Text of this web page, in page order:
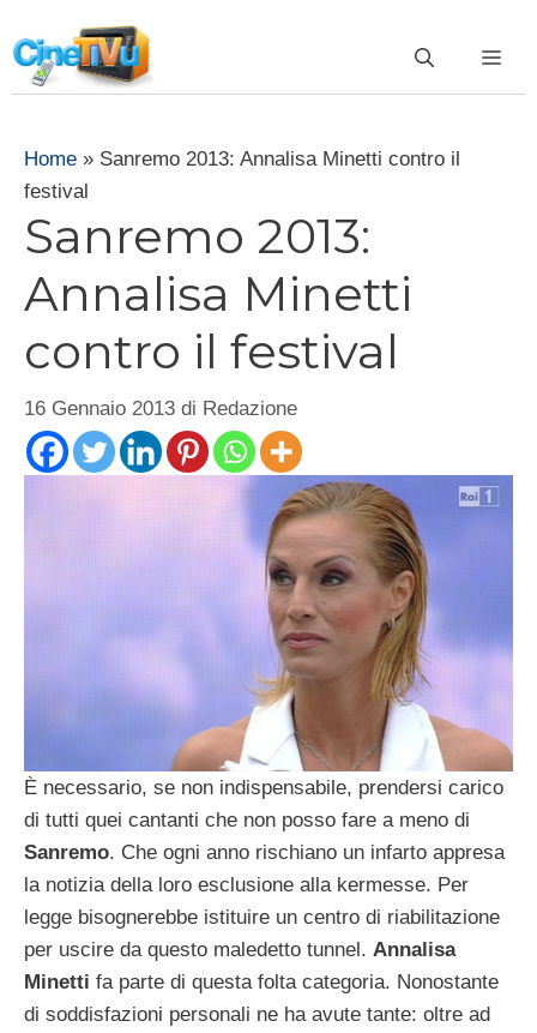
al
contenuto
Home » Sanremo 2013: Annalisa Minetti contro il
festival
Sanremo 2013:
Annalisa Minetti
contro il festival
16 Gennaio 2013 di Redazione
È necessario, se non indispensabile, prendersi carico
di tutti quei cantanti che non posso fare a meno di
Sanremo. Che ogni anno rischiano un infarto appresa
la notizia della loro esclusione alla kermesse. Per
legge bisognerebbe istituire un centro di riabilitazione
per uscire da questo maledetto tunnel. Annalisa
Minetti fa parte di questa folta categoria. Nonostante
di soddisfazioni personali ne ha avute tante: oltre ad